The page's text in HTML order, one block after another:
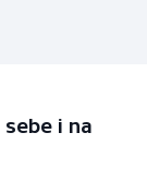
i na